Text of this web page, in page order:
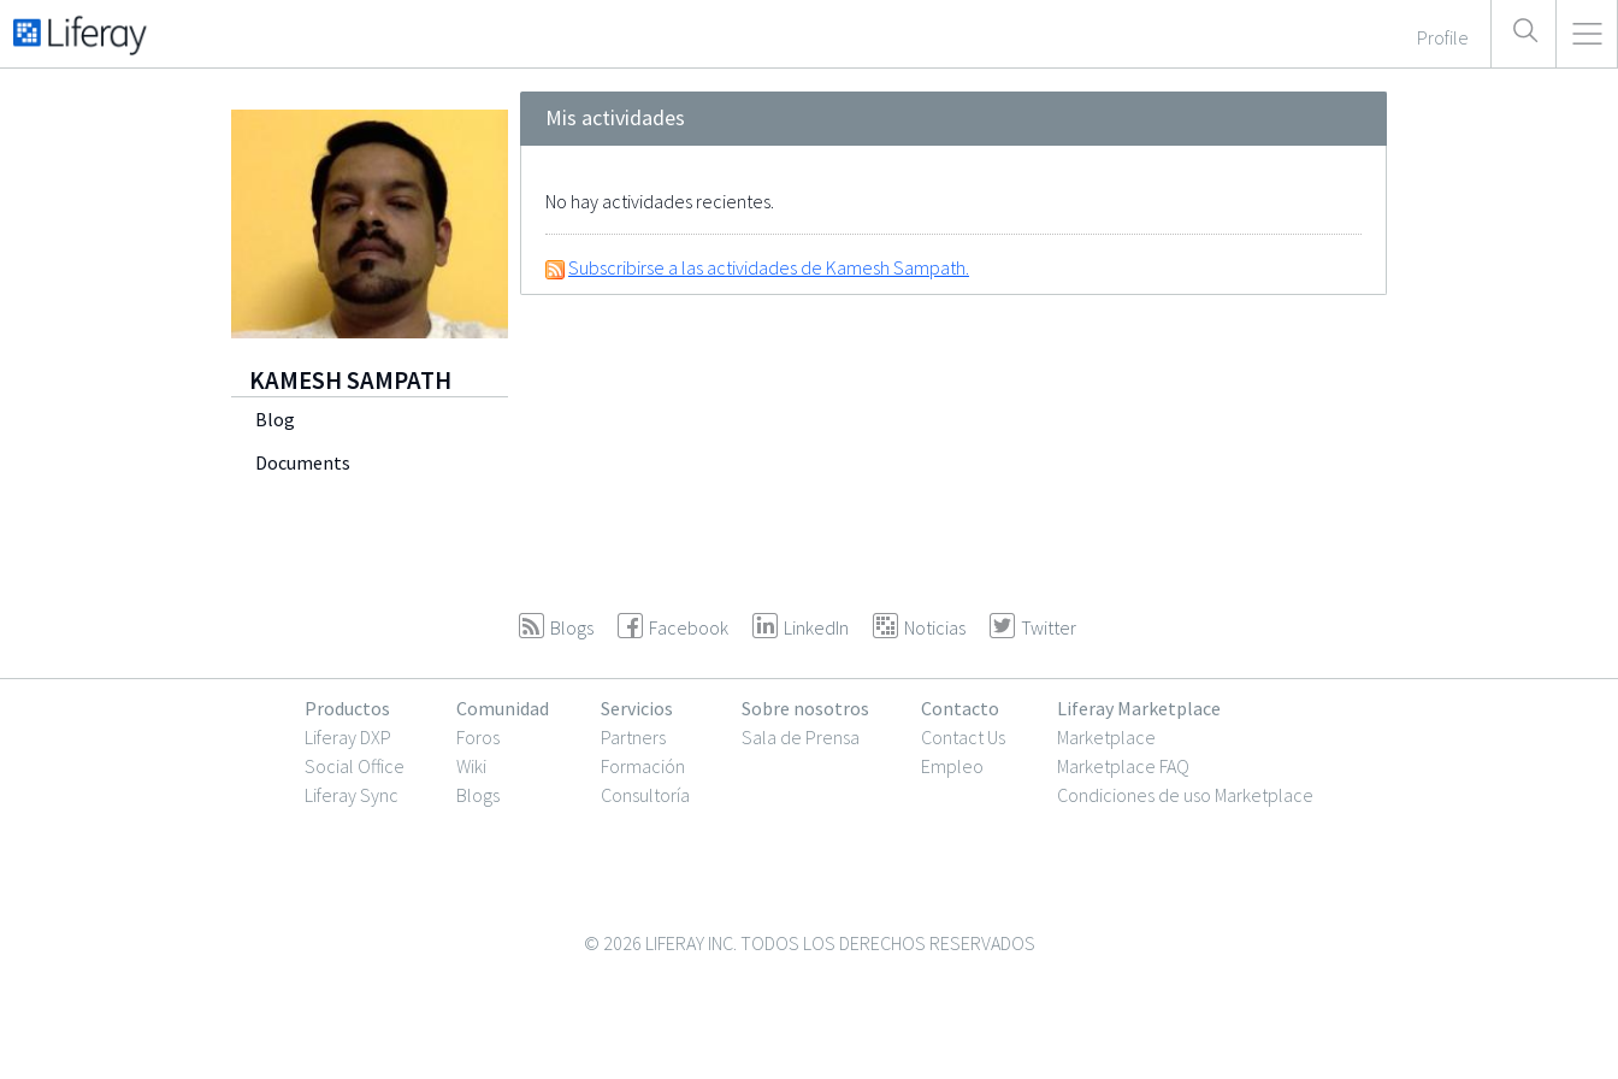
Profile
KAMESH SAMPATH
Blog
Documents
Mis actividades
No hay actividades recientes.
Subscribirse a las actividades de Kamesh Sampath.
Blogs Facebook LinkedIn Noticias Twitter
Productos
Liferay DXP
Social Office
Liferay Sync
Comunidad
Foros
Wiki
Blogs
Servicios
Partners
Formación
Consultoría
Sobre nosotros
Sala de Prensa
Contacto
Contact Us
Empleo
Liferay Marketplace
Marketplace
Marketplace FAQ
Condiciones de uso Marketplace
© 2026 LIFERAY INC. TODOS LOS DERECHOS RESERVADOS